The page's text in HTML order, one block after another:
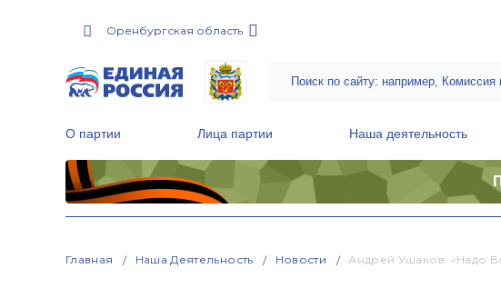
Оренбургская область
О партии Лица партии Наша деятельность
Главная Наша Деятельность Новости Андрей Ушаков: «Надо